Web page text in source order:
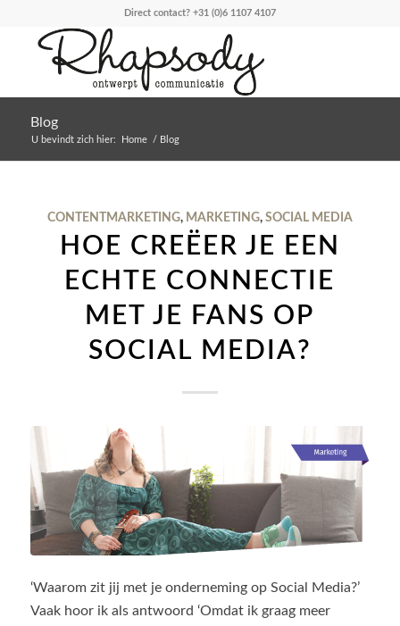
Direct contact? +31 (0)6 1107 4107
Blog
U bevindt zich hier: Home / Blog
CONTENTMARKETING, MARKETING, SOCIAL MEDIA
HOE CREËER JE EEN
ECHTE CONNECTIE
MET JE FANS OP
SOCIAL MEDIA?
‘Waarom zit jij met je onderneming op Social Media?’
Vaak hoor ik als antwoord ‘Omdat ik graag meer